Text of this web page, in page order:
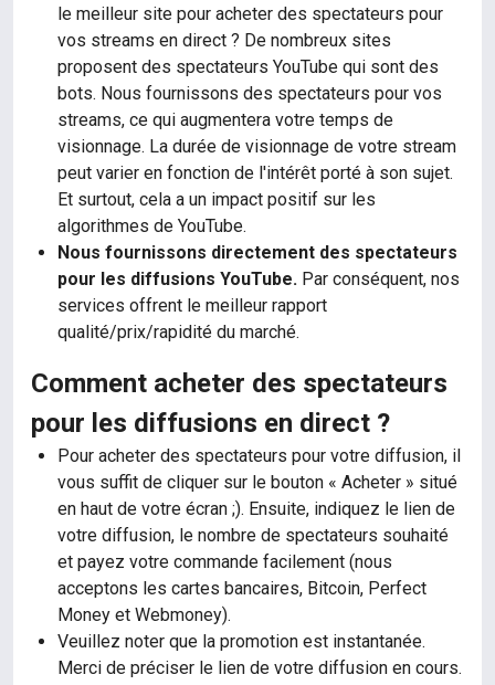
le meilleur site pour acheter des spectateurs pour
vos streams en direct ? De nombreux sites
proposent des spectateurs YouTube qui sont des
bots. Nous fournissons des spectateurs pour vos
streams, ce qui augmentera votre temps de
visionnage. La durée de visionnage de votre stream
peut varier en fonction de l'intérêt porté à son sujet.
Et surtout, cela a un impact positif sur les
algorithmes de YouTube.
Nous fournissons directement des spectateurs
pour les diffusions YouTube. Par conséquent, nos
services offrent le meilleur rapport
qualité/prix/rapidité du marché.
Comment acheter des spectateurs
pour les diffusions en direct ?
Pour acheter des spectateurs pour votre diffusion, il
vous suffit de cliquer sur le bouton « Acheter » situé
en haut de votre écran ;). Ensuite, indiquez le lien de
votre diffusion, le nombre de spectateurs souhaité
et payez votre commande facilement (nous
acceptons les cartes bancaires, Bitcoin, Perfect
Money et Webmoney).
Veuillez noter que la promotion est instantanée.
Merci de préciser le lien de votre diffusion en cours.